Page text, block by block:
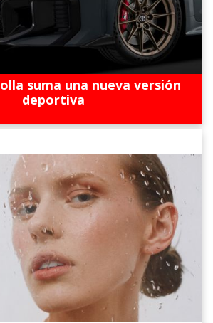
suma una nueva versión
deportiva